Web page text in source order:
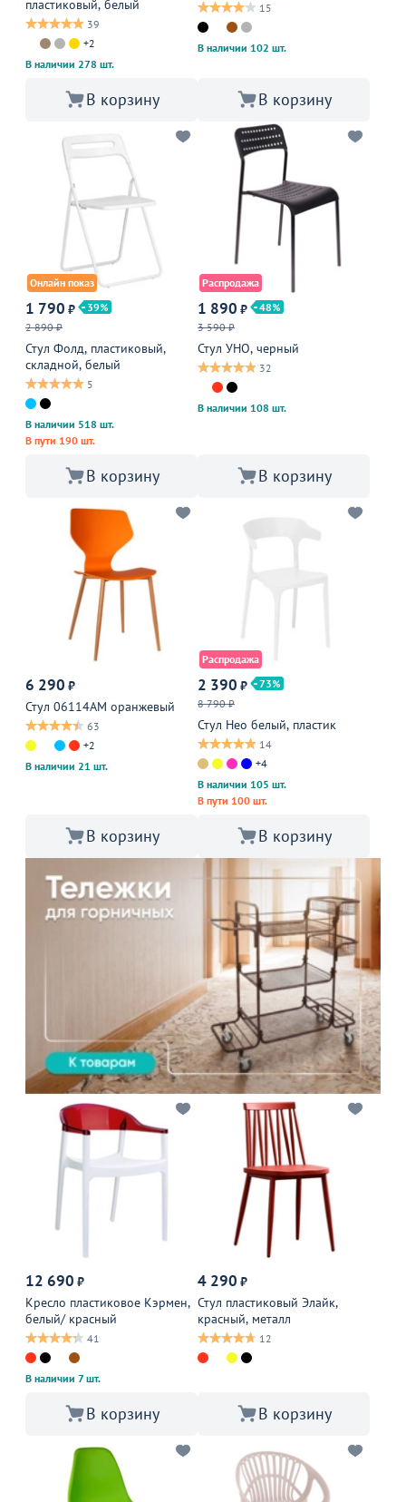
пластиковый, белый
39
+2
В наличии 278 шт.
В корзину
15
В наличии 102 шт.
В корзину
Онлайн показ
1 790 ₽
39
2 890 ₽
Стул Фолд, пластиковый,
складной, белый
5
В наличии 518 шт.
В пути 190 шт.
В корзину
Распродажа
1 890 ₽
48
3 590 ₽
Стул УНО, черный
32
В наличии 108 шт.
В корзину
6 290 ₽
Стул 06114АМ оранжевый
63
+2
В наличии 21 шт.
В корзину
Распродажа
2 390 ₽
73
8 790 ₽
Стул Нео белый, пластик
14
+4
В наличии 105 шт.
В пути 100 шт.
В корзину
12 690 ₽
Кресло пластиковое Кэрмен,
белый/ красный
41
В наличии 7 шт.
В корзину
4 290 ₽
Стул пластиковый Элайк,
красный, металл
12
В корзину